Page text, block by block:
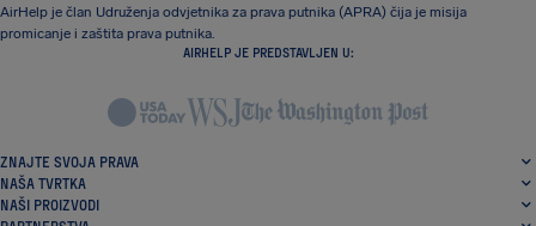
AirHelp je član Udruženja odvjetnika za prava putnika (APRA) čija je misija
promicanje i zaštita prava putnika.
AIRHELP JE PREDSTAVLJEN U:
ZNAJTE SVOJA PRAVA
NAŠA TVRTKA
NAŠI PROIZVODI